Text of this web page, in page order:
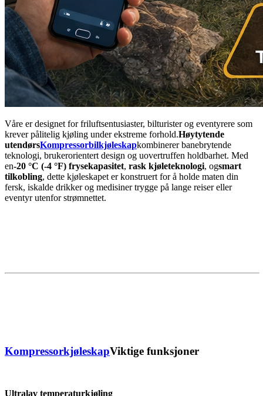
Våre er designet for friluftsentusiaster, bilturister og eventyrere som
krever pålitelig kjøling under ekstreme forhold.Høytytende
utendørsKompressorbilkjøleskapkombinerer banebrytende
teknologi, brukerorientert design og uovertruffen holdbarhet. Med
en-20 °C (-4 °F) frysekapasitet, rask kjøleteknologi, ogsmart
tilkobling, dette kjøleskapet er konstruert for å holde maten din
fersk, iskalde drikker og medisiner trygge på lange reiser eller
eventyr utenfor strømnettet.
KompressorkjøleskapViktige funksjoner
Ultralav temperaturkjøling